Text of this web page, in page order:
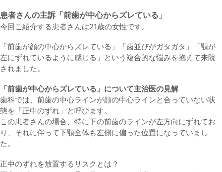
患者さんの主訴「 前歯が中心からズレている 」
今回ご紹介する患者さんは21歳の女性です。
「前歯が顔の中心からズレている」「歯並びがガタガタ」「顎が
左にずれているように感じる」という複合的な悩みを抱えて来院
されました。
「前歯が中心からズレている 」について主治医の見解
歯科では、前歯の中心ラインが顔の中心ラインと合っていない状
態を「正中のずれ」と呼びます。
この患者さんの場合、特に下の前歯のラインが左方向にずれてお
り、それに伴って下顎全体も左側に偏った位置になっていまし
た。
正中のずれを放置するリスクとは？